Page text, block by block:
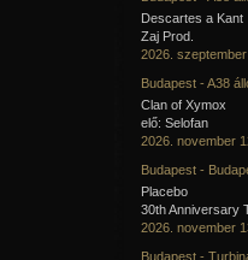
Descartes a Kant
Zaj Prod.
2026.
Budapest - A38
Clan of Xymox
elő: Selofan
2026. november
Budapest -
Placebo
30th Anniversary
2026. november
Budapest -